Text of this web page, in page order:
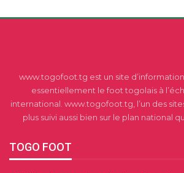
www.togofoot.tg est un site
essentiellement le foot togolais à
international. www.togofoot.tg, l’un des
plus suivi aussi bien sur le plan national
TOGO FOOT